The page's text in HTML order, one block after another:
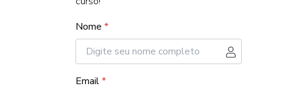
Nome *
Email*